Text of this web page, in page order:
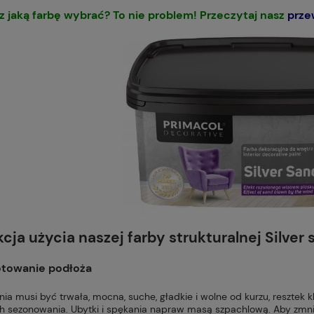
jaką farbę wybrać? To nie problem! Przeczytaj nasz
użycia naszej farby strukturalnej Silver
podłoża
musi być trwała, mocna, suche, gładkie i wolne od kurzu,
sezonowania. Ubytki i spękania napraw masą szpachlową. Aby